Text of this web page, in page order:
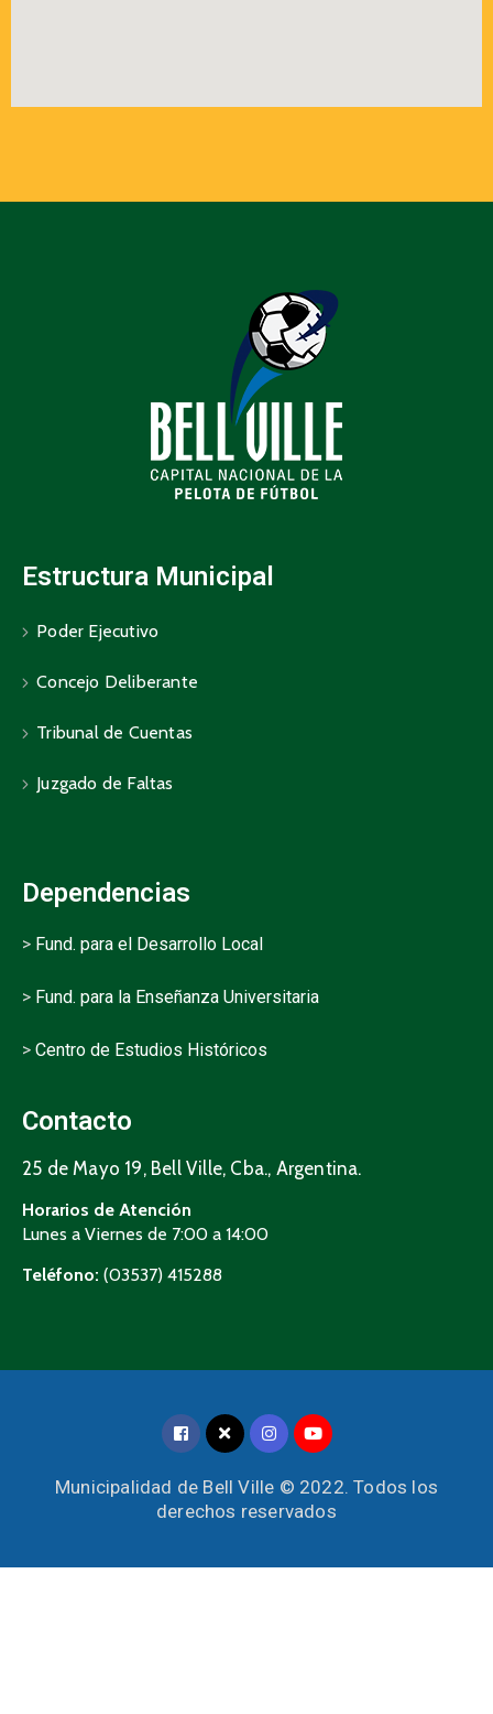
Estructura Municipal
Poder Ejecutivo
Concejo Deliberante
Tribunal de Cuentas
Juzgado de Faltas
Dependencias
> Fund. para el Desarrollo Local
> Fund. para la Enseñanza Universitaria
> Centro de Estudios Históricos
Contacto
25 de Mayo 19, Bell Ville, Cba., Argentina.
Horarios de Atención
Lunes a Viernes de 7:00 a 14:00
Teléfono: (03537) 415288
Municipalidad de Bell Ville © 2022. Todos los
derechos reservados